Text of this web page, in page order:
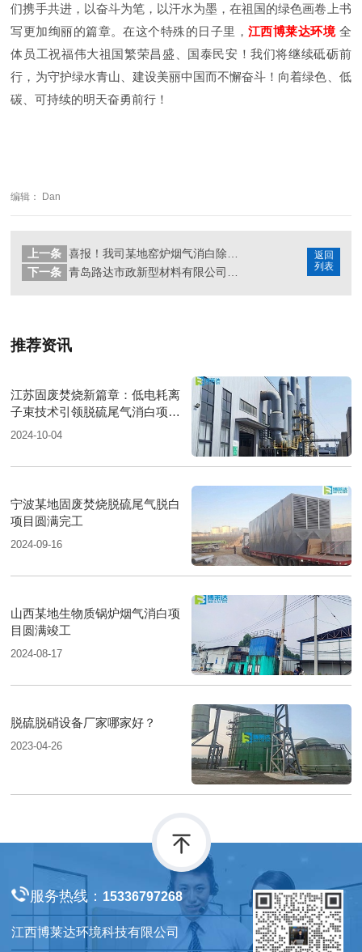
们携手共进，以奋斗为笔，以汗水为墨，在祖国的绿色画卷上书
写更加绚丽的篇章。在这个特殊的日子里， 江西博莱达环境 全
体员工祝福伟大祖国繁荣昌盛、国泰民安！我们将继续砥砺前
行，为守护绿水青山、建设美丽中国而不懈奋斗！向着绿色、低
碳、可持续的明天奋勇前行！
编辑： Dan
返回
列表
上一条
喜报！我司某地窑炉烟气消白除尘项目圆满调试验收
下一条
推荐资讯
江苏固废焚烧新篇章：低电耗离
子束技术引领脱硫尾气消白项目
圆满落成
2024-10-04
宁波某地固废焚烧脱硫尾气脱白
项目圆满完工
2024-09-16
山西某地生物质锅炉烟气消白项
目圆满竣工
2024-08-17
脱硫脱硝设备厂家哪家好？
2023-04-26
服务热线： 15336797268
江西博莱达环境科技有限公司